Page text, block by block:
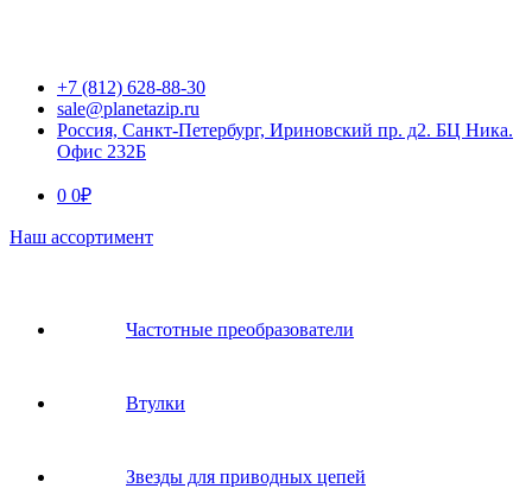
+7 (812) 628-88-30
sale@planetazip.ru
Россия, Санкт-Петербург, Ириновский пр. д2. БЦ Ника.
Офис 232Б
0 0₽
Наш ассортимент
Частотные преобразователи
Втулки
Звeзды для пpивoдных цeпeй